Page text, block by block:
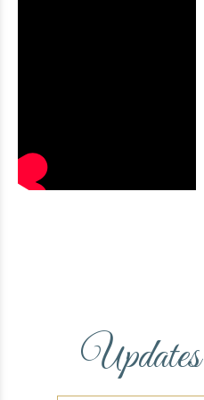
Updates